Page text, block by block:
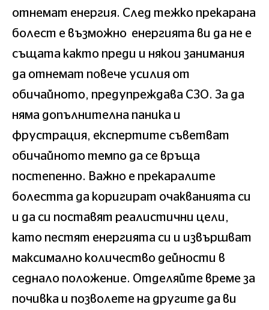
отнемат енергия. След тежко прекарана
болест е възможно енергията ви да не е
същата както преди и някои занимания
да отнемат повече усилия от
обичайното, предупреждава СЗО. За да
няма допълнителна паника и
фрустрация, експертите съветват
обичайното темпо да се връща
постепенно. Важно е прекаралите
болестта да коригират очакванията си
и да си поставят реалистични цели,
като пестят енергията си и извършват
максимално количество дейности в
седнало положение. Отделяйте време за
почивка и позволете на другите да ви